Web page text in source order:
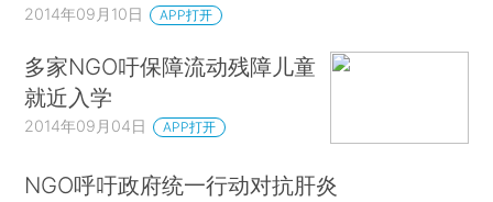
2014年09月10日 APP打开
多家NGO吁保障流动残障儿童
就近入学
2014年09月04日 APP打开
NGO呼吁政府统一行动对抗肝炎